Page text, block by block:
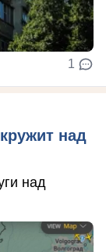
1
над
над